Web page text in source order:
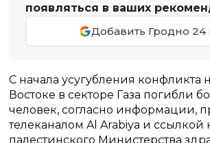
появляться в ваших
Добавить Гродно 24
С начала усугубления конфликта
Востоке в секторе Газа погибли
человек, согласно информации,
телеканалом Al Arabiya и ссылкой
палестинского Министерства